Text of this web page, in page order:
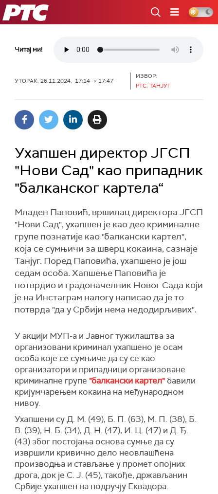
РТС
Читај ми!
УТОРАК, 26.11.2024, 17:14 -> 17:47
ИЗВОР:
РТС, ТАНЈУГ
Ухапшен директор ЈГСП
"Нови Сад" као припадник
"балканског картела“
Младен Паповић, вршилац директора ЈГСП
"Нови Сад", ухапшен је као део криминалне
групе познатије као "балкански картел",
која се сумњичи за шверц кокаина, сазнаје
Танјуг. Поред Паповића, ухапшено је још
седам особа. Хапшење Паповића је
потврдио и градоначелник Новог Сада који
је на Инстаграм налогу написао да је то
потврда "да у Србији нема недодирљивих".
У акцији МУП-а и Јавног тужилаштва за
организовани криминал ухапшено je осам
особа које се сумњиче да су се као
организатори и припадници организоване
криминалне групе "балкански картел" бавили
кријумчарењем кокаина на међународном
нивоу.
Ухапшени су Д. М. (49), Б. П. (63), М. П. (38), Б.
В. (39), Н. Б. (34), Д. Н. (47), И. Ц. (47) и Д. Ђ.
(43) због постојања основа сумње да су
извршили кривично дело неовлашћена
производња и стављање у промет опојних
дрога, док је С. Ј. (45), такође, држављанин
Србије ухапшен на подручју Еквадора.